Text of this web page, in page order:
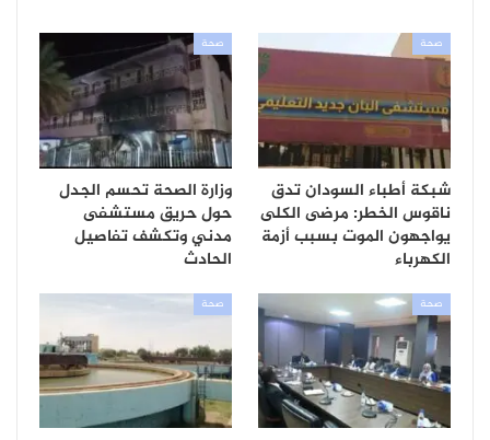
صحة
شبكة أطباء السودان تدق
ناقوس الخطر: مرضى الكلى
يواجهون الموت بسبب أزمة
الكهرباء
صحة
وزارة الصحة تحسم الجدل
حول حريق مستشفى
مدني وتكشف تفاصيل
الحادث
صحة صحة